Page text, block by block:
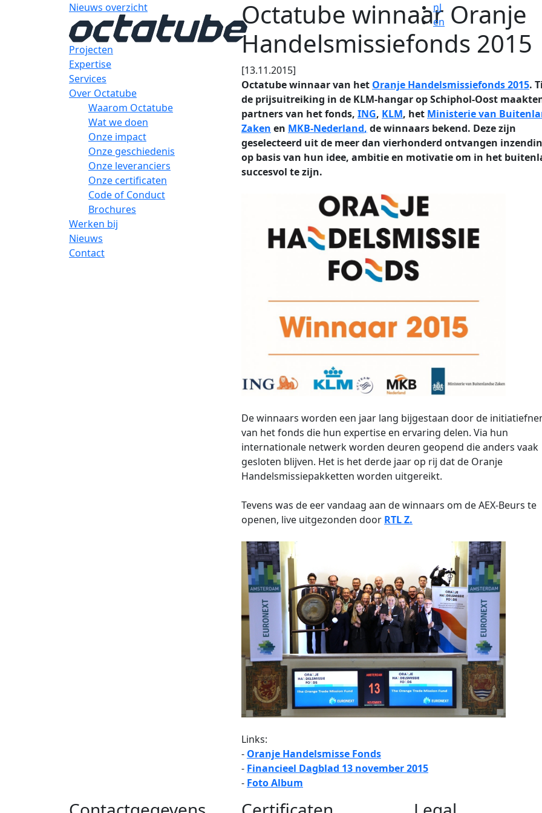
nl
en
Projecten
Expertise
Services
Over Octatube
Waarom Octatube
Wat we doen
Onze impact
Onze geschiedenis
Onze leveranciers
Onze certificaten
Code of Conduct
Brochures
Werken bij
Nieuws
Contact
Nieuws overzicht
Octatube winnaar Oranje
Handelsmissiefonds 2015
[13.11.2015]
Octatube winnaar van het Oranje Handelsmissiefonds 2015.
de prijsuitreiking in de KLM-hangar op Schiphol-Oost
partners van het fonds, ING, KLM, het Ministerie van
Zaken en MKB-Nederland, de winnaars bekend. Deze zijn
geselecteerd uit de meer dan vierhonderd ontvangen
op basis van hun idee, ambitie en motivatie om in het
succesvol te zijn.
De winnaars worden een jaar lang bijgestaan door de
van het fonds die hun expertise en ervaring delen. Via hun
internationale netwerk worden deuren geopend die anders vaak
gesloten blijven. Het is het derde jaar op rij dat de Oranje
Handelsmissiepakketten worden uitgereikt.
Tevens was de eer vandaag aan de winnaars om de AEX-Beurs te
openen, live uitgezonden door RTL Z.
Links:
- Oranje Handelsmisse Fonds
- Financieel Dagblad 13 november 2015
- Foto Album